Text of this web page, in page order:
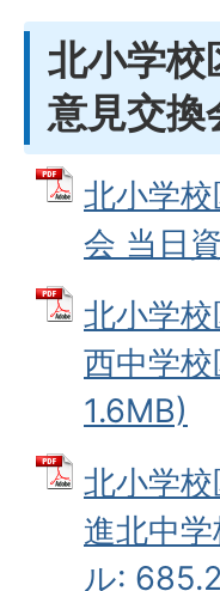
北小学校
意見交換
北小学
会 当日
北小学
西中学
1.6MB)
北小学
進北中
ル: